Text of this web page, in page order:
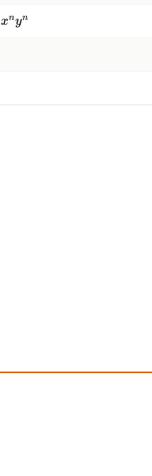
xnyn